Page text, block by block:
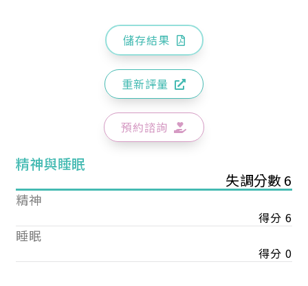
儲存結果
重新評量
預約諮詢
精神與睡眠
失調分數 6
精神
得分 6
睡眠
得分 0